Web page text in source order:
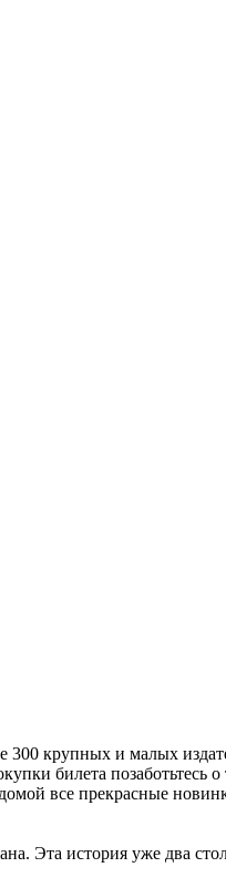
крупных и малых
билета позаботьтесь
все прекрасные
история уже два